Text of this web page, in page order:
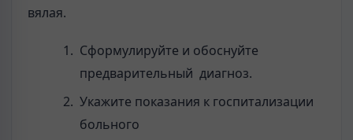
вялая.
Сформулируйте и обоснуйте
предварительный диагноз.
Укажите показания к госпитализации
больного